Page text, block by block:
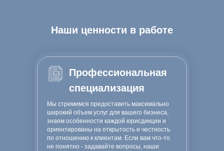
Наши ценности в работе
Мы стремимся предоставить максимально
широкий объем услуг для вашего бизнеса,
знаем особенности каждой юрисдикции и
ориентированы на открытость и честность
по отношению к клиентам. Если вам что-то
не понятно - задавайте вопросы, наши
Профессиональная
специализация